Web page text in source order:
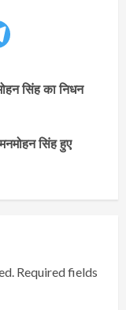
सिंह का निधन
सिंह हुए
Required fields